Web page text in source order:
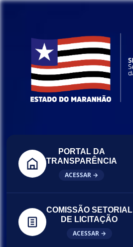
PORTAL DA
TRANSPARÊNCIA
ACESSAR →
COMISSÃO SETORIAL
DE LICITAÇÃO
ACESSAR →